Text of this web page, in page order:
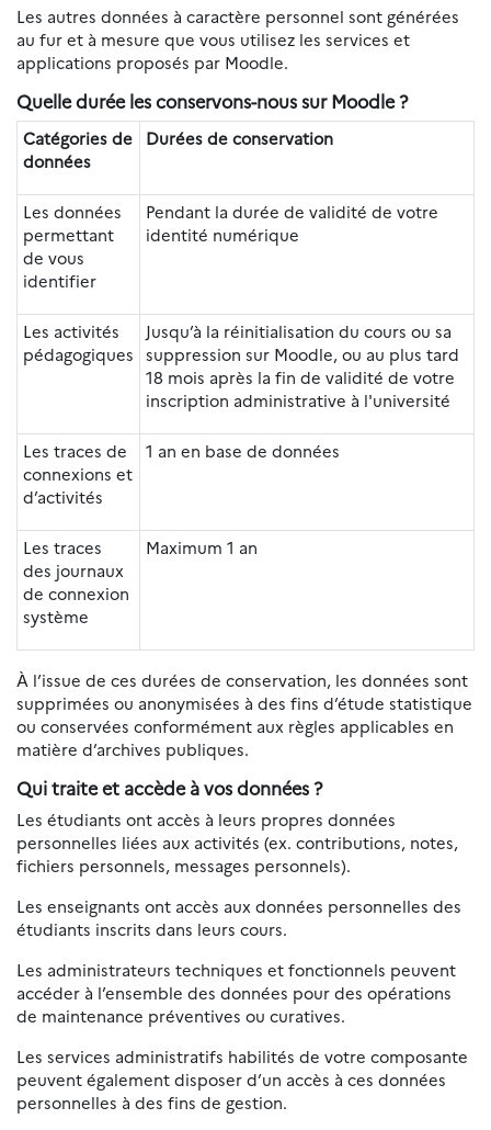
Les autres données à caractère personnel sont générées
au fur et à mesure que vous utilisez les services et
applications proposés par Moodle.
Quelle durée les conservons-nous sur Moodle ?
Catégories de
données
Durées de conservation
Les données
permettant
de vous
identifier
Pendant la durée de validité de votre
identité numérique
Les activités
pédagogiques
Jusqu’à la réinitialisation du cours ou sa
suppression sur Moodle, ou au plus tard
18 mois après la fin de validité de votre
inscription administrative à l'université
Les traces de
connexions et
d’activités
1 an en base de données
Les traces
des journaux
de connexion
système
Maximum 1 an
À l’issue de ces durées de conservation, les données sont
supprimées ou anonymisées à des fins d’étude statistique
ou conservées conformément aux règles applicables en
matière d’archives publiques.
Qui traite et accède à vos données ?
Les étudiants ont accès à leurs propres données
personnelles liées aux activités (ex. contributions, notes,
fichiers personnels, messages personnels).
Les enseignants ont accès aux données personnelles des
étudiants inscrits dans leurs cours.
Les administrateurs techniques et fonctionnels peuvent
accéder à l’ensemble des données pour des opérations
de maintenance préventives ou curatives.
Les services administratifs habilités de votre composante
peuvent également disposer d’un accès à ces données
personnelles à des fins de gestion.